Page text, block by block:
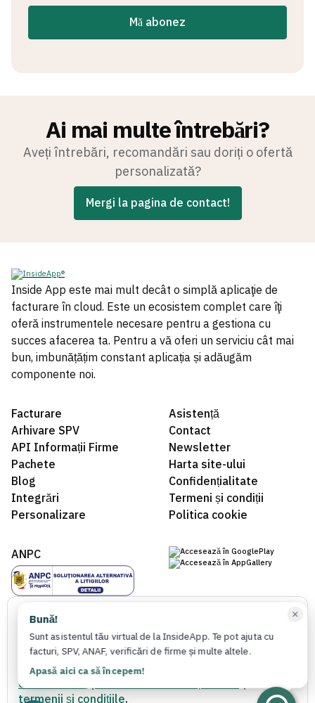
Acest site folosește cookie-uri
Folosim cookie-uri pentru a ne asigura că aveți cea
mai bună experiență pe site-ul nostru. Continuând
să utilizați site-ul nostru, acceptați utilizarea
cookie-urilor,politica de confidențialitateși
termenii și condițiile.
Mă abonez
Ai mai multe întrebări?
Aveți întrebări, recomandări sau doriți o ofertă
personalizată?
Mergi la pagina de contact!
Inside App este mai mult decât o simplă aplicaţie de
facturare în cloud. Este un ecosistem complet care îţi
oferă instrumentele necesare pentru a gestiona cu
succes afacerea ta. Pentru a vă oferi un serviciu cât mai
bun, imbunățățim constant aplicația și adăugăm
componente noi.
Facturare
Arhivare SPV
API Informații Firme
Pachete
Blog
Integrări
Personalizare
Asistență
Contact
Newsletter
Harta site-ului
Confidențialitate
Termeni și condiții
Politica cookie
ANPC
© 2022 - 2026 InsideApp®. Toate drepturile rezervate.
Bună!
Sunt asistentul tău virtual de la InsideApp. Te pot ajuta cu
facturi, SPV, ANAF, verificări de firme și multe altele.
Apasă aici ca să începem!